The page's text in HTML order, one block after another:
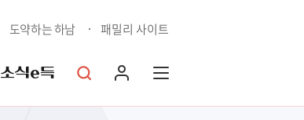
도약하는 하남 패밀리 사이트
소식e득